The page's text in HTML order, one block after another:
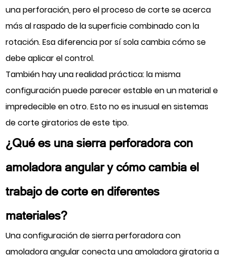
una perforación, pero el proceso de corte se acerca
más al raspado de la superficie combinado con la
rotación. Esa diferencia por sí sola cambia cómo se
debe aplicar el control.
También hay una realidad práctica: la misma
configuración puede parecer estable en un material e
impredecible en otro. Esto no es inusual en sistemas
de corte giratorios de este tipo.
¿Qué es una sierra perforadora con
amoladora angular y cómo cambia el
trabajo de corte en diferentes
materiales?
Una configuración de sierra perforadora con
amoladora angular conecta una amoladora giratoria a